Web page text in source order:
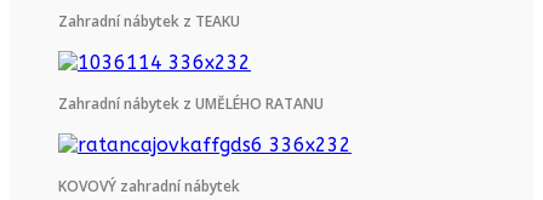
Zahradní nábytek z TEAKU
Zahradní nábytek z UMĚLÉHO RATANU
KOVOVÝ zahradní nábytek